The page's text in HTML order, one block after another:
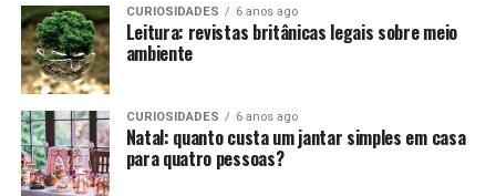
CURIOSIDADES 6 anos ago
Leitura: revistas britânicas legais sobre meio
ambiente
CURIOSIDADES 6 anos ago
Natal: quanto custa um jantar simples em casa
para quatro pessoas?